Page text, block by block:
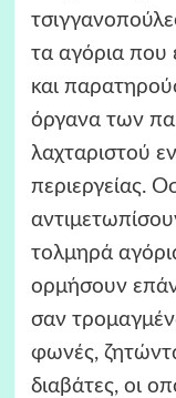
τα αγόρια που
και
όργανα των
λαχταριστού
περιεργείας.
τολμηρά
ορμήσουν
σαν
φωνές,
διαβάτες, οι